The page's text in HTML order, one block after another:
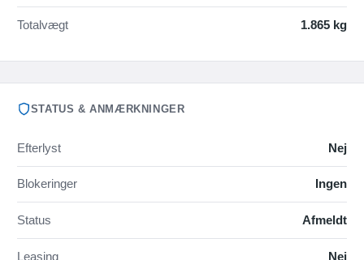
Totalvægt 1.865 kg
STATUS & ANMÆRKNINGER
Efterlyst Nej
Blokeringer Ingen
Status Afmeldt
Leasing Nej